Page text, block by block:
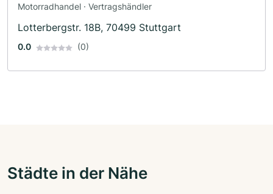
Motorradhandel · Vertragshändler
Lotterbergstr. 18B, 70499 Stuttgart
0.0 (0)
Städte in der Nähe